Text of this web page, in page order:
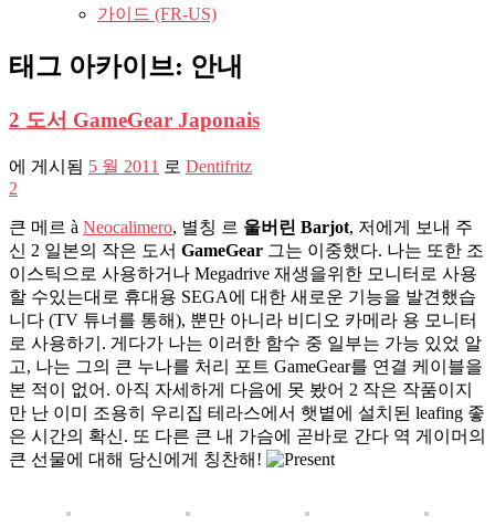
가이드 (FR-US)
태그 아카이브: 안내
2 도서 GameGear Japonais
에 게시됨 5 월 2011 로 Dentifritz
2
큰 메르 à Neocalimero, 별칭 르 울버린 Barjot, 저에게 보내 주
신 2 일본의 작은 도서 GameGear 그는 이중했다. 나는 또한 조
이스틱으로 사용하거나 Megadrive 재생을위한 모니터로 사용
할 수있는대로 휴대용 SEGA에 대한 새로운 기능을 발견했습
니다 (TV 튜너를 통해), 뿐만 아니라 비디오 카메라 용 모니터
로 사용하기. 게다가 나는 이러한 함수 중 일부는 가능 있었 알
고, 나는 그의 큰 누나를 처리 포트 GameGear를 연결 케이블을
본 적이 없어. 아직 자세하게 다음에 못 봤어 2 작은 작품이지
만 난 이미 조용히 우리집 테라스에서 햇볕에 설치된 leafing 좋
은 시간의 확신. 또 다른 큰 내 가슴에 곧바로 간다 역 게이머의
큰 선물에 대해 당신에게 칭찬해!